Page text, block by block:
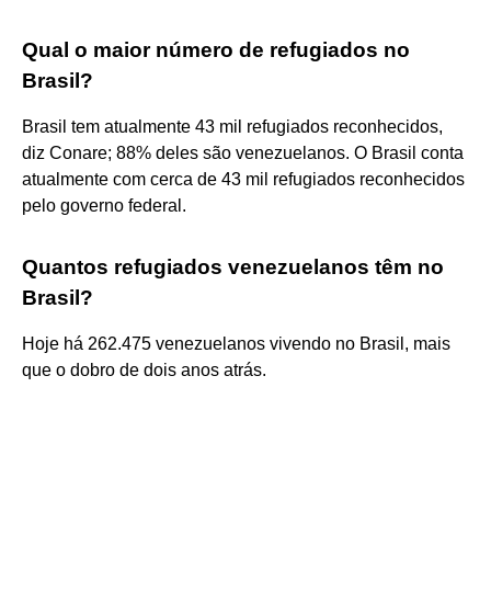
Qual o maior número de refugiados no
Brasil?
Brasil tem atualmente 43 mil refugiados reconhecidos,
diz Conare; 88% deles são venezuelanos. O Brasil conta
atualmente com cerca de 43 mil refugiados reconhecidos
pelo governo federal.
Quantos refugiados venezuelanos têm no
Brasil?
Hoje há 262.475 venezuelanos vivendo no Brasil, mais
que o dobro de dois anos atrás.